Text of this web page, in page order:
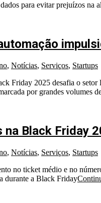
para evitar prejuízos na
, Notícias, Serviços, Startups
Friday 2025 desafia o
por grandes volumes
Black Friday
, Notícias, Serviços, Startups
no ticket médio e no
durante a Black Friday